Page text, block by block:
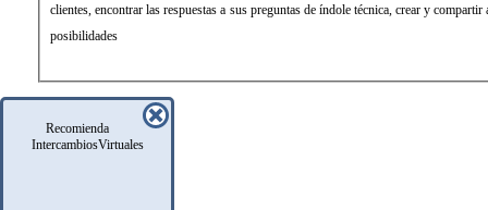
Recomienda
IntercambiosVirtuales
clientes, encontrar las respuestas a sus preguntas de índole técnica, crear y
posibilidades